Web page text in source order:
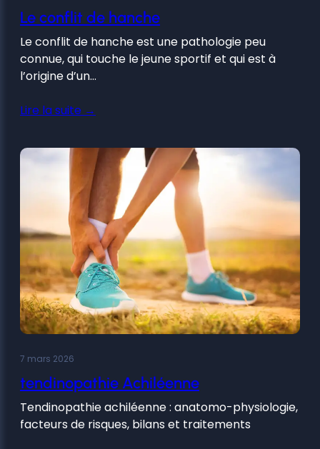
Le conflit de hanche
Le conflit de hanche est une pathologie peu
connue, qui touche le jeune sportif et qui est à
l’origine d’un…
Lire la suite →
7 mars 2026
tendinopathie Achiléenne
Tendinopathie achiléenne : anatomo-physiologie,
facteurs de risques, bilans et traitements